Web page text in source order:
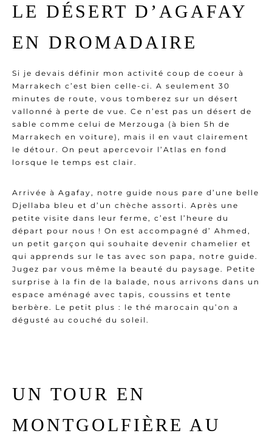
LE DÉSERT D’AGAFAY
EN DROMADAIRE
Si je devais définir mon activité coup de coeur à
Marrakech c’est bien celle-ci. A seulement 30
minutes de route, vous tomberez sur un désert
vallonné à perte de vue. Ce n’est pas un désert de
sable comme celui de Merzouga (à bien 5h de
Marrakech en voiture), mais il en vaut clairement
le détour. On peut apercevoir l’Atlas en fond
lorsque le temps est clair.
Arrivée à Agafay, notre guide nous pare d’une belle
Djellaba bleu et d’un chèche assorti. Après une
petite visite dans leur ferme, c’est l’heure du
départ pour nous ! On est accompagné d’ Ahmed,
un petit garçon qui souhaite devenir chamelier et
qui apprends sur le tas avec son papa, notre guide.
Jugez par vous même la beauté du paysage. Petite
surprise à la fin de la balade, nous arrivons dans un
espace aménagé avec tapis, coussins et tente
berbère. Le petit plus : le thé marocain qu’on a
dégusté au couché du soleil.
UN TOUR EN
MONTGOLFIÈRE AU